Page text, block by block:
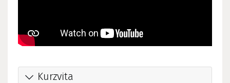
Kurzvita